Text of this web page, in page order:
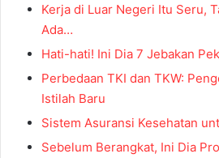
Kerja di Luar Negeri Itu Seru,
Ada…
Hati-hati! Ini Dia 7 Jebakan
Perbedaan TKI dan TKW:
Istilah Baru
Sistem Asuransi Kesehatan
Sebelum Berangkat, Ini Dia